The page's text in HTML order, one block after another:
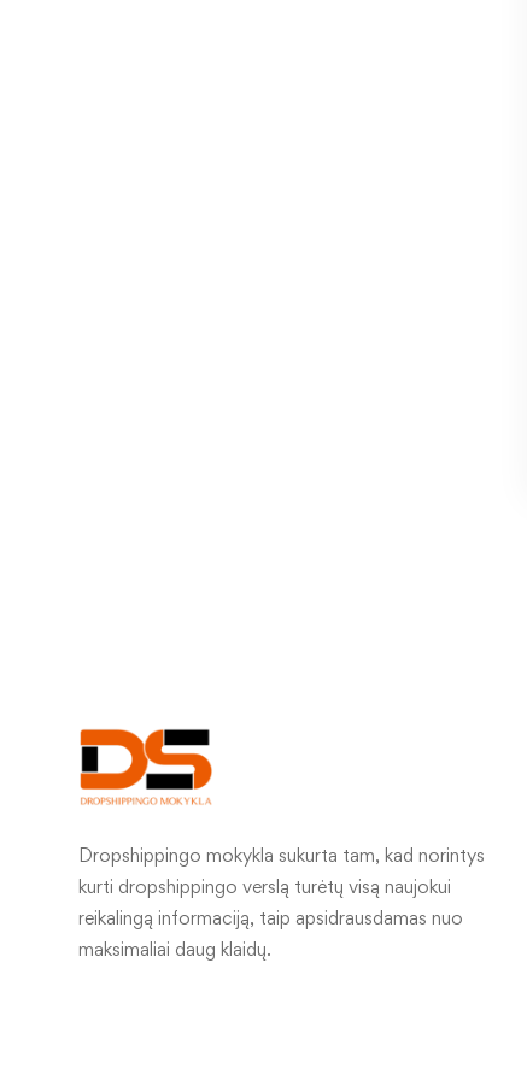
Dropshippingo mokykla sukurta tam, kad norintys
kurti dropshippingo verslą turėtų visą naujokui
reikalingą informaciją, taip apsidrausdamas nuo
maksimaliai daug klaidų.